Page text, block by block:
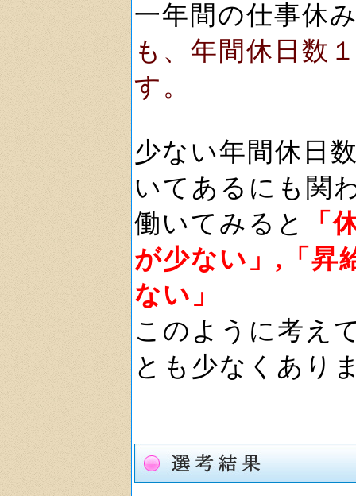
一年間の仕事休
も、年間休日数
す。
少ない年間休日
いてあるにも関
働いてみると
「
が少ない」,「昇
ない」
このように考え
とも少なくあり